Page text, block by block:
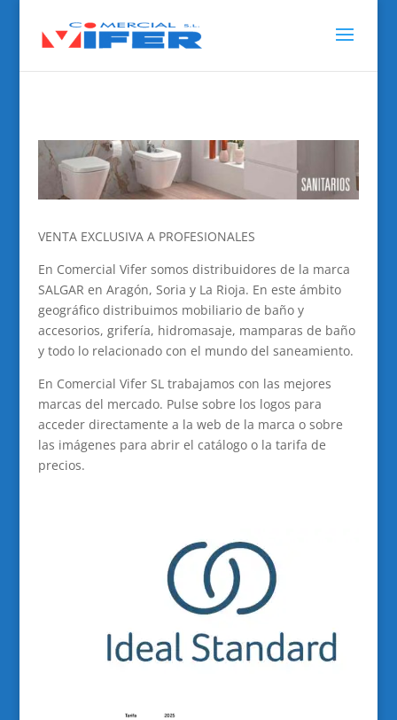
VENTA EXCLUSIVA A PROFESIONALES
En Comercial Vifer somos distribuidores de la marca
SALGAR en Aragón, Soria y La Rioja. En este ámbito
geográfico distribuimos mobiliario de baño y
accesorios, grifería, hidromasaje, mamparas de baño
y todo lo relacionado con el mundo del saneamiento.
En Comercial Vifer SL trabajamos con las mejores
marcas del mercado. Pulse sobre los logos para
acceder directamente a la web de la marca o sobre
las imágenes para abrir el catálogo o la tarifa de
precios.